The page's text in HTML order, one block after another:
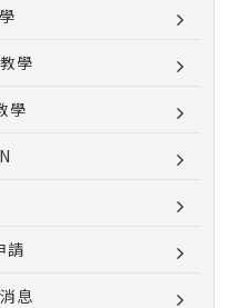
學
學
請
息